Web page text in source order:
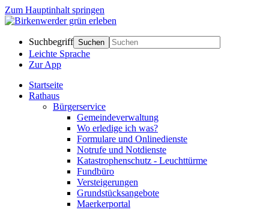
Zum Hauptinhalt springen
Suchbegriff Suchen
Leichte Sprache
Zur App
Startseite
Rathaus
Bürgerservice
Gemeindeverwaltung
Wo erledige ich was?
Formulare und Onlinedienste
Notrufe und Notdienste
Katastrophenschutz - Leuchttürme
Fundbüro
Versteigerungen
Grundstücksangebote
Maerkerportal